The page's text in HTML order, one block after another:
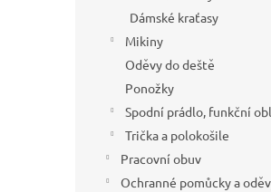
Dámské kraťasy
Mikiny
Oděvy do deště
Ponožky
Spodní prádlo, funkční
Trička a polokošile
Pracovní obuv
Ochranné pomůcky a